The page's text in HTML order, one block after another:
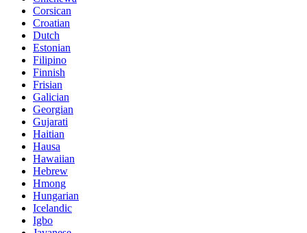
Corsican
Croatian
Dutch
Estonian
Filipino
Finnish
Frisian
Galician
Georgian
Gujarati
Haitian
Hausa
Hawaiian
Hebrew
Hmong
Hungarian
Icelandic
Igbo